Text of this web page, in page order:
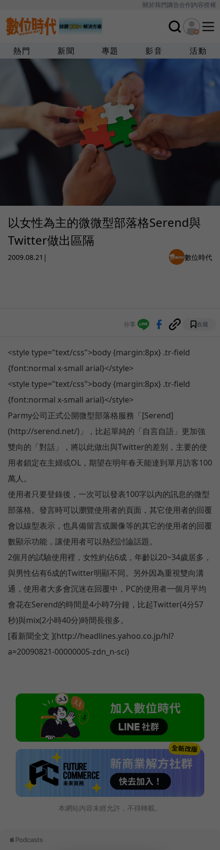
關於我們廣告合作內容授權
熱門 新聞 專題 影音 活動
以女性為主的微微型部落格Serend與
Twitter做出區隔
2009.08.21 | 數位時代
分享 收藏
<style type="text/css">body {margin:8px} .tr-field
{font:normal x-small arial}</style>
<style type="text/css">body {margin:8px} .tr-field
{font:normal x-small arial}</style>
Parmy公司正式公開微型部落格服務「[Serend]
(http://serend.net/)」，比起單純的「自言自語」更加強
雙向的「對話」，將以此做出與Twitter的差別，主要的使
用者鎖定在主婦或OL，期望在明年春天能達到單月訪客100
萬人。
使用者只要登錄後，一次可以發表100字以內的訊息的微型
部落格。發言時可以瀏覽使用者的頁面，其它使用者的回覆
會以線型表示，也具備留言或圖像等的其它的使用者的回覆
數顯示功能，讓使用者可以熱烈討論話題。
2個月的試驗使用裡，女性約佔6成，年齡以20~34歲居多，
與男性佔有6成的Twitter明顯不同。另外因為重視雙向溝
通，使用者大多會沉迷在回覆中，PC的使用者一個月平均
會花在Serend的時間是4小時7分鐘，比起Twitter(4分57
秒)與mix(2小時40分)時間長很多。
[看新聞全文 ](http://headlines.yahoo.co.jp/hl?
a=20090821-00000005-zdn_n-sci)
本網站內容未經允許，不得轉載。